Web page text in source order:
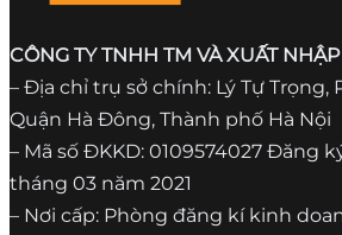
CÔNG TY TNHH TM VÀ XUẤT
– Địa chỉ trụ sở chính: Lý Tự Trọng,
Quận Hà Đông, Thành phố Hà Nội
– Mã số ĐKKD: 0109574027 Đăng
tháng 03 năm 2021
– Nơi cấp: Phòng đăng kí kinh